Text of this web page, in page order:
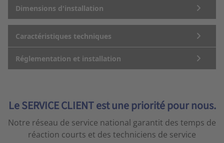
Dimensions d'installation
Caractéristiques techniques
Réglementation et installation
Le SERVICE CLIENT est une priorité pour nous.
Notre réseau de service national garantit des temps de
réaction courts et des techniciens de service